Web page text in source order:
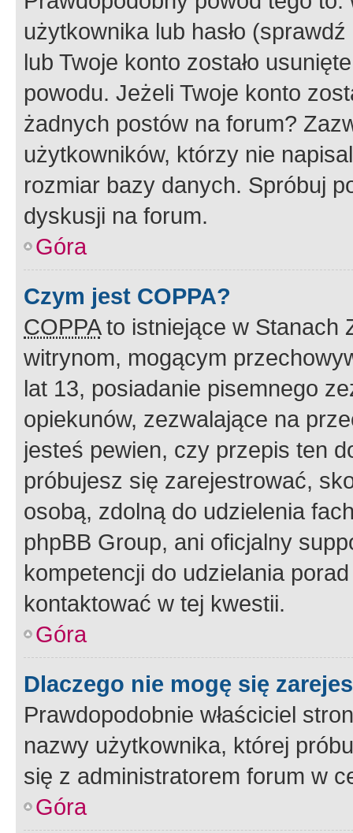
użytkownika lub hasło
lub Twoje konto zostało
powodu. Jeżeli Twoje konto
żadnych postów na forum?
użytkowników, którzy nie
rozmiar bazy danych. Spróbuj
dyskusji na forum.
Góra
Czym jest COPPA?
COPPAto istniejące w Stanach
witrynom, mogącym
lat 13, posiadanie pisemnego
opiekunów, zezwalające na
jesteś pewien, czy przepis ten
próbujesz się zarejestrować,
osobą, zdolną do udzielenia
phpBB Group, ani oficjalny
kompetencji do udzielania
kontaktować w tej kwestii.
Góra
Dlaczego nie mogę się
Prawdopodobnie właściciel
nazwy użytkownika, której
się z administratorem forum w
Góra